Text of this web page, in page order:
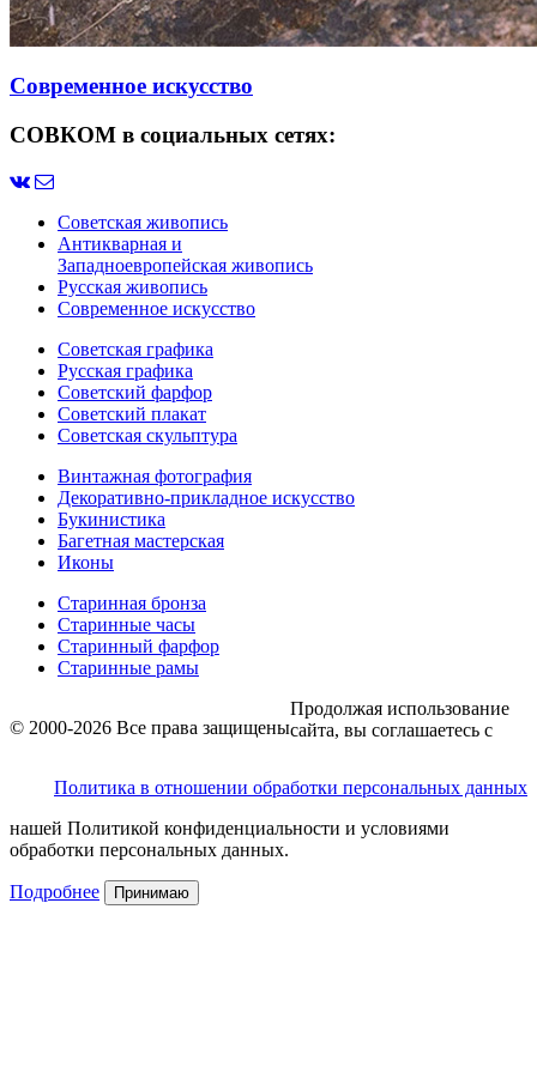
Современное искусство
СОВКОМ в социальных сетях:
Советская живопись
Антикварная и
Западноевропейская живопись
Русская живопись
Современное искусство
Советская графика
Русская графика
Советский фарфор
Советский плакат
Советская скульптура
Винтажная фотография
Декоративно-прикладное искусство
Букинистика
Багетная мастерская
Иконы
Старинная бронза
Старинные часы
Старинный фарфор
Старинные рамы
© 2000-2026 Все права защищены
Политика в отношении обработки персональных данных
Продолжая использование
сайта, вы соглашаетесь с
нашей Политикой конфиденциальности и условиями
обработки персональных данных.
Подробнее Принимаю